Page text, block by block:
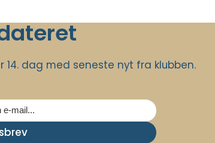
14. dag med seneste nyt fra klubben.